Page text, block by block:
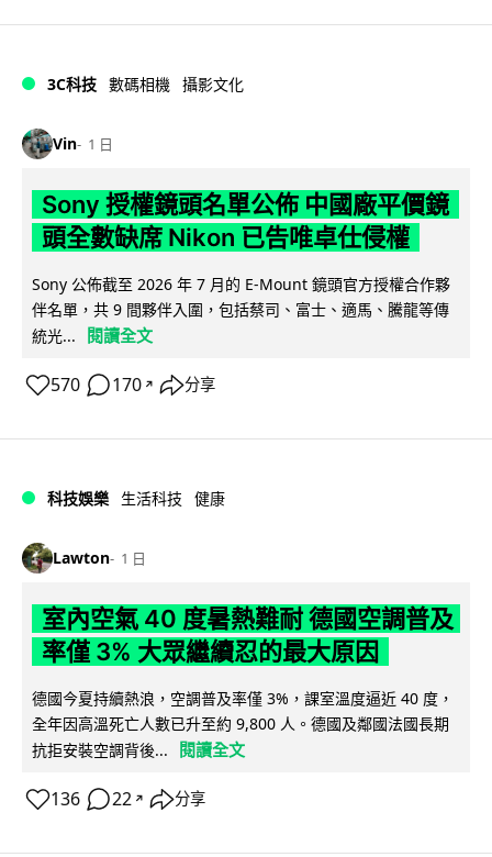
3C科技 數碼相機 攝影文化
Vin 1 日
Sony 授權鏡頭名單公佈 中國廠平價鏡
頭全數缺席 Nikon 已告唯卓仕侵權
Sony 公佈截至 2026 年 7 月的 E-Mount 鏡頭官方授權合作夥
伴名單，共 9 間夥伴入圍，包括蔡司、富士、適馬、騰龍等傳
統光...
閱讀全文
570 170 ↗ 分享
科技娛樂 生活科技 健康
Lawton 1 日
室內空氣 40 度暑熱難耐 德國空調普及
率僅 3% 大眾繼續忍的最大原因
德國今夏持續熱浪，空調普及率僅 3%，課室溫度逼近 40 度，
全年因高溫死亡人數已升至約 9,800 人。德國及鄰國法國長期
抗拒安裝空調背後...
閱讀全文
136 22 ↗ 分享